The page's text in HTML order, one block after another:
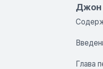
Джон
Глава